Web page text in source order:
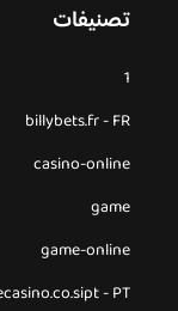
تصنيفات
1
billybets.fr - FR
casino-online
game
game-online
- PT